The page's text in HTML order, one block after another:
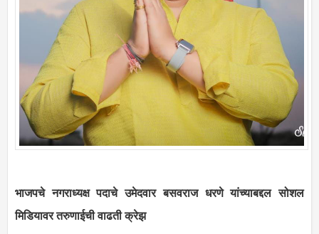
भाजपचे नगराध्यक्ष पदाचे उमेदवार बसवराज धरणे यांच्याबद्दल सोशल
मिडियावर तरुणाईची वाढती क्रेझ